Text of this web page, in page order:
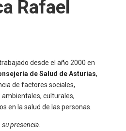
Rafael
desde el año 2000 en
de Salud de Asturias,
de factores sociales,
culturales,
en la salud de las personas.
presencia.